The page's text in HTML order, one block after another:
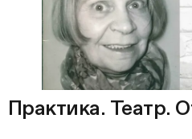
Практика. Театр.